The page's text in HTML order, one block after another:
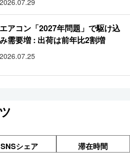
2026.07.29
エアコン「2027年問題」で駆け込
み需要増 : 出荷は前年比2割増
2026.07.25
SNSシェア 滞在時間